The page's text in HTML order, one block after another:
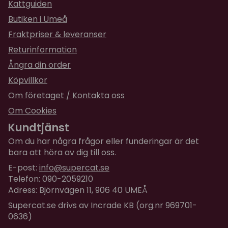
Kattguiden
Butiken i Umeå
Fraktpriser & leveranser
Returinformation
Ångra din order
Köpvillkor
Om företaget / Kontakta oss
Om Cookies
Kundtjänst
Om du har några frågor eller funderingar är det
bara att höra av dig till oss.
E-post: info@supercat.se
Telefon: 090-2059210
Adress: Björnvägen 11, 906 40 UMEÅ
Supercat.se drivs av Incrade KB (org.nr 969701-
0636)